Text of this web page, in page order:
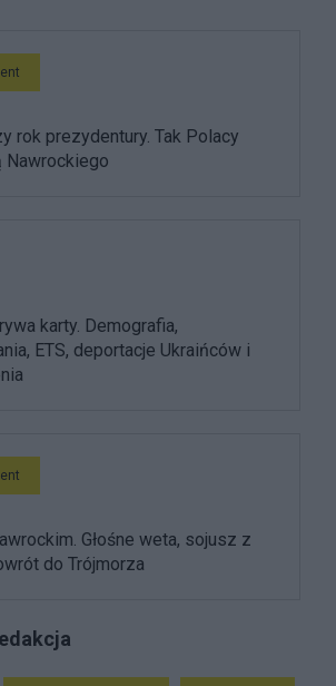
rok prezydentury. Tak Polacy
Nawrockiego
karty. Demografia,
ETS, deportacje Ukraińców i
Głośne weta, sojusz z
do Trójmorza